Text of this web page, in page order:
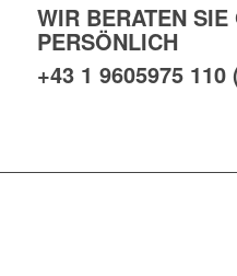
WIR BERATEN SIE
PERSÖNLICH
+43 1 9605975